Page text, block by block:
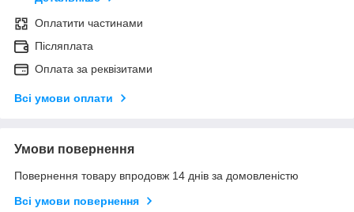
Оплатити частинами
Післяплата
Оплата за реквізитами
Всі умови оплати
Умови повернення
Повернення товару впродовж 14 днів за домовленістю
Всі умови повернення